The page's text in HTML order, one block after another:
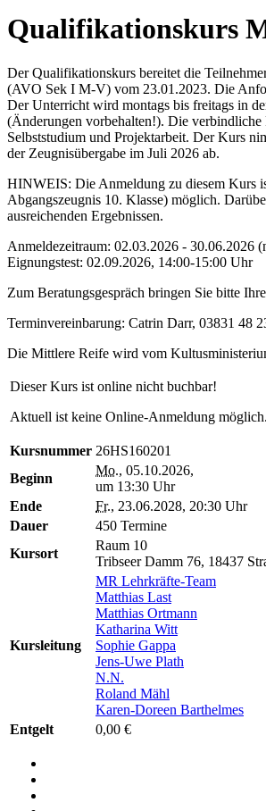
Qualifikationskurs
Der Qualifikationskurs bereitet die
(AVO Sek I M-V) vom 23.01.2023. Die
Der Unterricht wird montags bis freitags in
(Änderungen vorbehalten!). Die verbindliche
Selbststudium und Projektarbeit. Der Kurs
der Zeugnisübergabe im Juli 2026 ab.
HINWEIS: Die Anmeldung zu diesem Kurs
Abgangszeugnis 10. Klasse) möglich.
ausreichenden Ergebnissen.
Anmeldezeitraum: 02.03.2026 - 30.06.2026
Eignungstest: 02.09.2026, 14:00-15:00 Uhr
Zum Beratungsgespräch bringen Sie bitte
Terminvereinbarung: Catrin Darr, 03831 48
Die Mittlere Reife wird vom
Dieser Kurs ist online nicht buchbar!
Aktuell ist keine Online-Anmeldung möglich.
Kursnummer 26HS160201
Beginn
Mo., 05.10.2026,
um 13:30 Uhr
Ende
Fr., 23.06.2028, 20:30 Uhr
Dauer
450 Termine
Kursort
Raum 10
Tribseer Damm 76, 18437
Kursleitung
MR Lehrkräfte-Team
Matthias Last
Matthias Ortmann
Katharina Witt
Sophie Gappa
Jens-Uwe Plath
N.N.
Roland Mähl
Karen-Doreen Barthelmes
Entgelt
0,00 €